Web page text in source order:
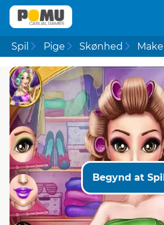
Spil Pige Skønhed
Begynd at